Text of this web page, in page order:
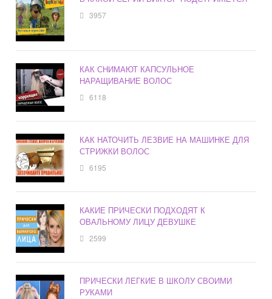
3957
КАК СНИМАЮТ КАПСУЛЬНОЕ
НАРАЩИВАНИЕ ВОЛОС
6118
КАК НАТОЧИТЬ ЛЕЗВИЕ НА МАШИНКЕ ДЛЯ
СТРИЖКИ ВОЛОС
6195
КАКИЕ ПРИЧЕСКИ ПОДХОДЯТ К
ОВАЛЬНОМУ ЛИЦУ ДЕВУШКЕ
2599
ПРИЧЕСКИ ЛЕГКИЕ В ШКОЛУ СВОИМИ
РУКАМИ